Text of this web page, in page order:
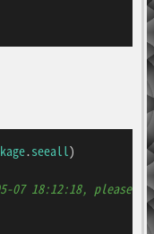
.seeall
07 18:12:18, please